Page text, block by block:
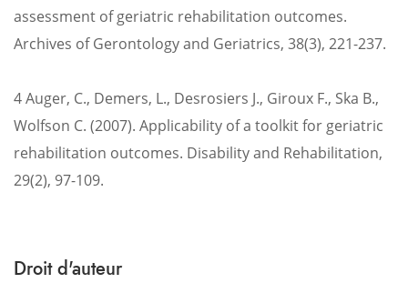
assessment of geriatric rehabilitation outcomes.
Archives of Gerontology and Geriatrics, 38(3), 221-237.
4 Auger, C., Demers, L., Desrosiers J., Giroux F., Ska B.,
Wolfson C. (2007). Applicability of a toolkit for geriatric
rehabilitation outcomes. Disability and Rehabilitation,
29(2), 97-109.
Droit d'auteur